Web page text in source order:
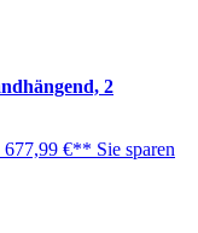
2
677,99 €** Sie sparen